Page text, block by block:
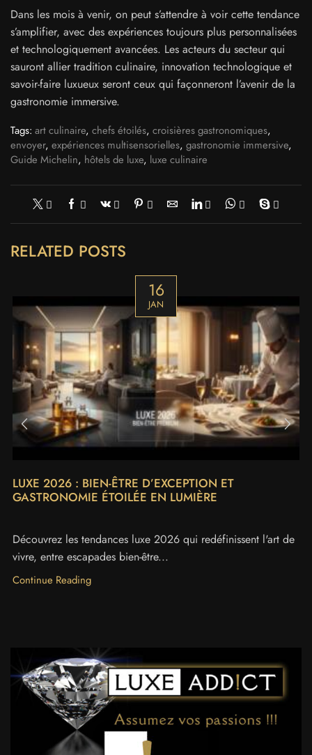
Dans les mois à venir, on peut s’attendre à voir cette tendance
s’amplifier, avec des expériences toujours plus personnalisées
et technologiquement avancées. Les acteurs du secteur qui
sauront allier tradition culinaire, innovation technologique et
savoir-faire luxueux seront ceux qui façonneront l’avenir de la
gastronomie immersive.
Tags: art culinaire, chefs étoilés, croisières gastronomiques,
envoyer, expériences multisensorielles, gastronomie immersive,
Guide Michelin, hôtels de luxe, luxe culinaire
RELATED POSTS
16
JAN
LUXE 2026 : BIEN-ÊTRE D’EXCEPTION ET
GASTRONOMIE ÉTOILÉE EN LUMIÈRE
Découvrez les tendances luxe 2026 qui redéfinissent l'art de
vivre, entre escapades bien-être...
Continue Reading